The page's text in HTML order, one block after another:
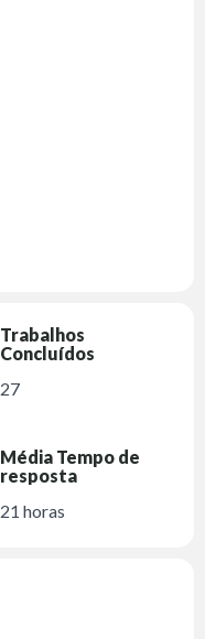
Trabalhos
Concluídos
27
Média Tempo de
resposta
21 horas